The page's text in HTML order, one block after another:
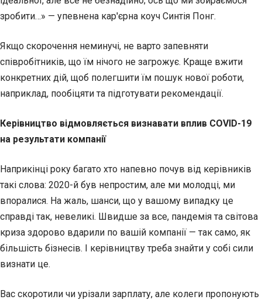
зробити…» — упевнена кар'єрна коуч Синтія Понг.
Якщо скорочення неминучі, не варто запевняти
співробітників, що їм нічого не загрожує. Краще вжити
конкретних дій, щоб полегшити їм пошук нової роботи,
наприклад, пообіцяти та підготувати рекомендації.
Керівництво відмовляється визнавати вплив COVID-19
на результати компанії
Наприкінці року багато хто напевно почув від керівників
такі слова: 2020-й був непростим, але ми молодці, ми
впоралися. На жаль, шанси, що у вашому випадку це
справді так, невеликі. Швидше за все, пандемія та світова
криза здорово вдарили по вашій компанії — так само, як
більшість бізнесів. І керівництву треба знайти у собі сили
визнати це.
Вас скоротили чи урізали зарплату, але колеги пропонують